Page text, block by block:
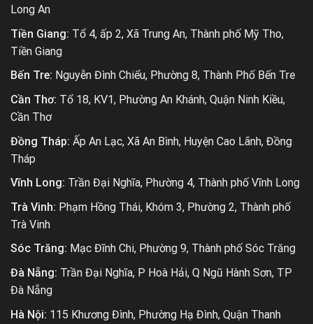
Long An
Tiền Giang: Tổ 4, ấp 2, Xã Trung An, Thành phố Mỹ Tho,
Tiền Giang
Bến Tre: Nguyễn Đình Chiểu, Phường 8, Thành Phố Bến Tre
Cần Thơ: Tổ 18, KV1, Phường An Khánh, Quận Ninh Kiều,
Cần Thơ
Đồng Tháp: Ấp An Lạc, Xã An Bình, Huyện Cao Lãnh, Đồng
Tháp
Vĩnh Long: Trần Đại Nghĩa, Phường 4, Thành phố Vĩnh Long
Trà Vinh: Phạm Hồng Thái, Khóm 3, Phường 2, Thành phố
Trà Vinh
Sóc Trăng: Mạc Đĩnh Chi, Phường 9, Thành phố Sóc Trăng
Đà Nẵng: Trần Đại Nghĩa, P Hoà Hải, Q Ngũ Hành Sơn, TP
Đà Nẵng
Hà Nội: 115 Khương Đình, Phường Hạ Đình, Quận Thanh